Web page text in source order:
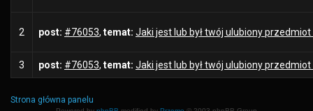
2 post: #76053, temat: Jaki jest lub był twój ulubiony
3 post: #76053, temat: Jaki jest lub był twój ulubiony
Strona główna panelu